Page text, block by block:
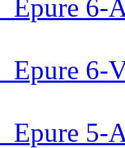
6-
6-
5-